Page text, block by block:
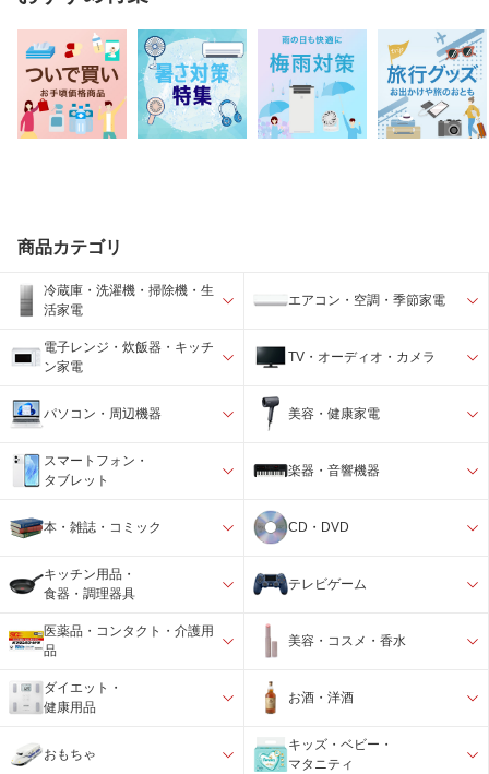
商品カテゴリ
冷蔵庫・洗濯機・掃除機・生
活家電
エアコン・空調・季節家電
電子レンジ・炊飯器・キッチ
ン家電
TV・オーディオ・カメラ
パソコン・周辺機器 美容・健康家電
スマートフォン・
タブレット
楽器・音響機器
本・雑誌・コミック CD・DVD
キッチン用品・
食器・調理器具
テレビゲーム
医薬品・コンタクト・介護用
品
美容・コスメ・香水
ダイエット・
健康用品
お酒・洋酒
おもちゃ
キッズ・ベビー・
マタニティ